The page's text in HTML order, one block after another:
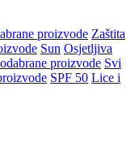
proizvode Zaštita
Sun Osjetljiva
proizvode Svi
SPF 50 Lice i